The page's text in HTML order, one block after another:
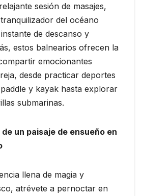
sesión de masajes,
del océano
de descanso y
estos balnearios ofrecen la
emocionantes
desde practicar deportes
y kayak hasta explorar
submarinas.
un paisaje de ensueño en
llena de magia y
atrévete a pernoctar en